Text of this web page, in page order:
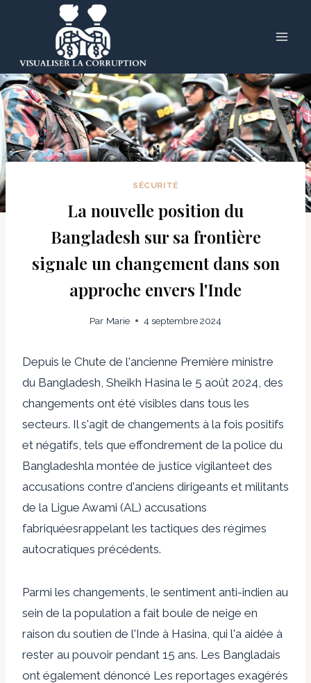
SÉCURITÉ
La nouvelle position du
Bangladesh sur sa frontière
signale un changement dans son
approche envers l'Inde
Par Marie 4 septembre 2024
Depuis le Chute de l'ancienne Première ministre
du Bangladesh, Sheikh Hasina le 5 août 2024, des
changements ont été visibles dans tous les
secteurs. Il s'agit de changements à la fois positifs
et négatifs, tels que effondrement de la police du
Bangladeshla montée de justice vigilanteet des
accusations contre d'anciens dirigeants et militants
de la Ligue Awami (AL) accusations
fabriquéesrappelant les tactiques des régimes
autocratiques précédents.
Parmi les changements, le sentiment anti-indien au
sein de la population a fait boule de neige en
raison du soutien de l'Inde à Hasina, qui l'a aidée à
rester au pouvoir pendant 15 ans. Les Bangladais
ont également dénoncé Les reportages exagérés